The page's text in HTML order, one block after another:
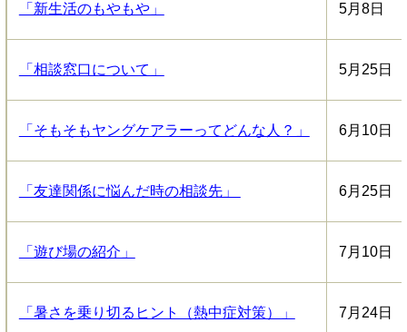
「新生活のもやもや」 5月8日
「相談窓口について」 5月25日
「そもそもヤングケアラーってどんな人？」 6月10日
「友達関係に悩んだ時の相談先」 6月25日
「遊び場の紹介」 7月10日
「暑さを乗り切るヒント（熱中症対策）」 7月24日